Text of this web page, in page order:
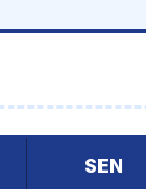
SEN